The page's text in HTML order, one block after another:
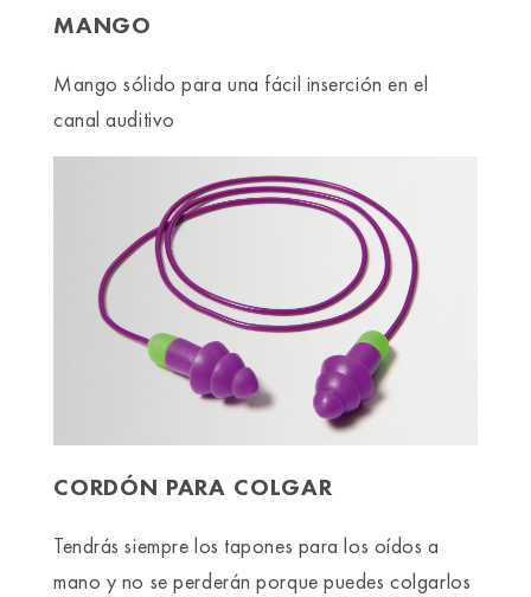
MANGO
Mango sólido para una fácil inserción en el
canal auditivo
CORDÓN PARA COLGAR
Tendrás siempre los tapones para los oídos a
mano y no se perderán porque puedes colgarlos